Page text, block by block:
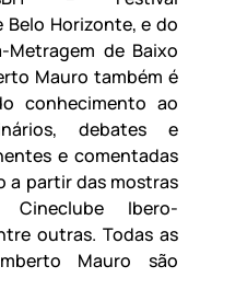
Horizonte, e do
Metragem de Baixo
Mauro também é
conhecimento ao
debates e
e comentadas
a partir das mostras
Cineclube Ibero-
outras. Todas as
Mauro são